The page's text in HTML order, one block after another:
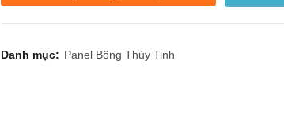
Danh mục: Panel Bông Thủy Tinh